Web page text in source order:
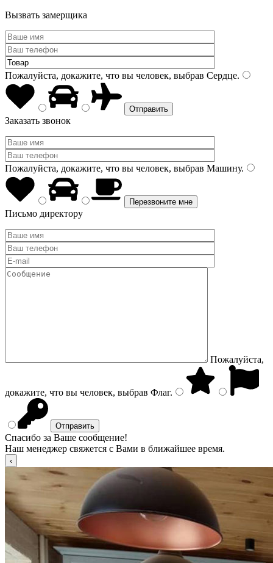
Вызвать замерщика
Пожалуйста, докажите, что вы человек, выбрав Сердце.
Заказать звонок
Пожалуйста, докажите, что вы человек, выбрав Машину.
Письмо директору
Пожалуйста,
докажите, что вы человек, выбрав Флаг.
Спасибо за Ваше сообщение!
Наш менеджер свяжется с Вами в ближайшее время.